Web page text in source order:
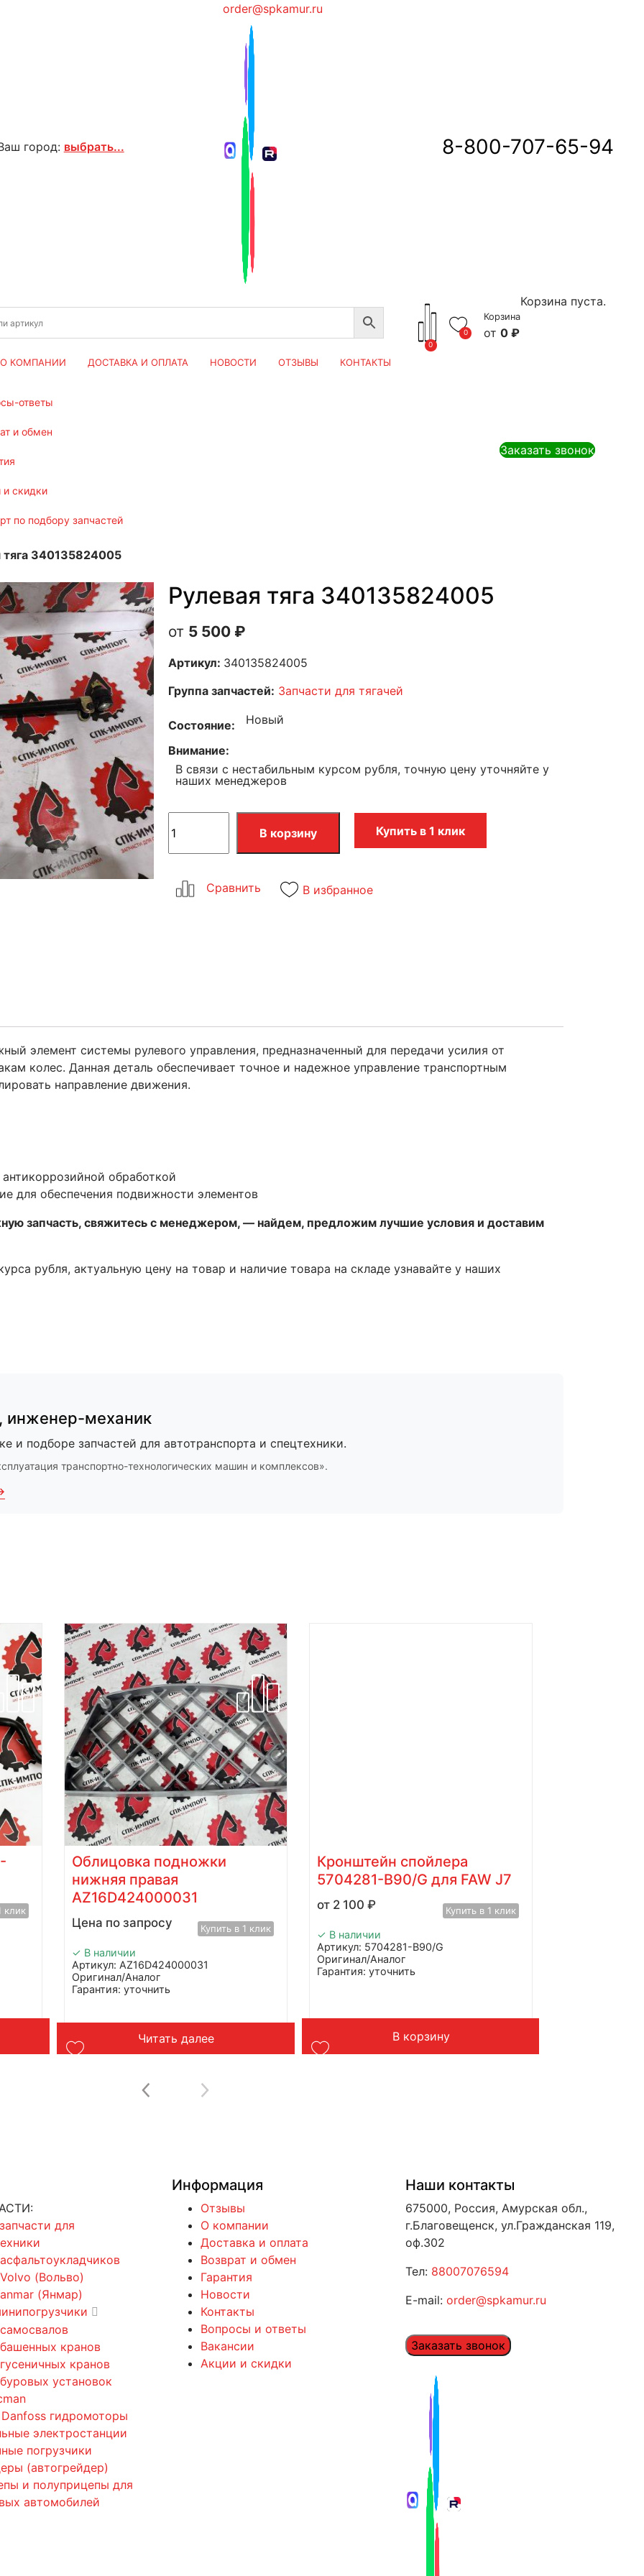
город: выбрать...
order@spkamur.ru
8-800-707-65-94
0
0
Корзина
0 ₽
Корзина пуста.
О КОМПАНИИ ДОСТАВКА И ОПЛАТА НОВОСТИ ОТЗЫВЫ
КОНТАКТЫ
ответы
и обмен
и скидки
по подбору запчастей
Заказать звонок
тяга 340135824005
Рулевая тяга 340135824005
5 500 ₽
Артикул: 340135824005
Группа запчастей: Запчасти для тягачей
Состояние Новый
Внимание
В связи с нестабильным курсом рубля, точную цену уточняйте у
наших менеджеров
В корзину Купить в 1 клик
В избранное
элемент системы рулевого управления, предназначенный для передачи усилия от
колес. Данная деталь обеспечивает точное и надежное управление транспортным
направление движения.
обработкой
для обеспечения подвижности элементов
запчасть, свяжитесь с менеджером, — найдем, предложим лучшие условия и доставим
рубля, актуальную цену на товар и наличие товара на складе узнавайте у наших
, инженер-механик
и подборе запчастей для автотранспорта и спецтехники.
транспортно-технологических машин и комплексов».
клик
Облицовка подножки
нижняя правая
AZ16D424000031
Цена по запросу Купить в 1 клик
✓ В наличии
Артикул: AZ16D424000031
Оригинал/Аналог
Гарантия: уточнить
Применение: Sitrak C7H / C7H MAX /
C9H.
Вес: до 1 кг
Читать далее
Кронштейн спойлера
5704281-B90/G для FAW J7
2 100₽ Купить в 1 клик
✓ В наличии
Артикул: 5704281-B90/G
Оригинал/Аналог
Гарантия: уточнить
Вес: 1 кг
В корзину
для
(Вольво)
(Янмар)
кранов
кранов
установок
Danfoss гидромоторы
электростанции
погрузчики
(автогрейдер)
и полуприцепы для
автомобилей
Информация
Отзывы
О компании
Доставка и оплата
Возврат и обмен
Гарантия
Новости
Контакты
Вопросы и ответы
Вакансии
Акции и скидки
Наши контакты
675000, Россия, Амурская обл.,
г.Благовещенск, ул.Гражданская 119,
оф.302
Тел: 88007076594
E-mail: order@spkamur.ru
Заказать звонок